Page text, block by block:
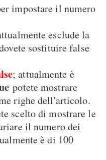
impostare il numero
esclude la
sostituire false
; attualmente è
potete mostrare
righe dell'articolo.
scelto di mostrare le
il numero dei
è di 100